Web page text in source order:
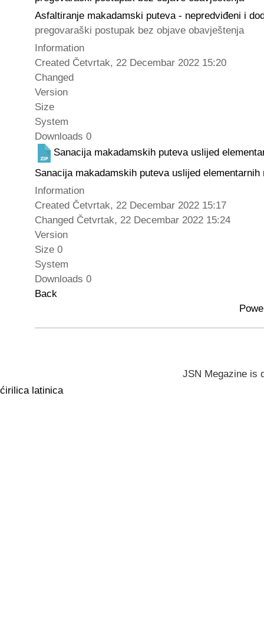
Asfaltiranje makadamski puteva - nepredviđeni i
pregovaraški postupak bez objave obavještenja
Information
Created Četvrtak, 22 Decembar 2022 15:20
Changed
Version
Size
System
Downloads 0
Sanacija makadamskih puteva uslijed
Sanacija makadamskih puteva uslijed
Information
Created Četvrtak, 22 Decembar 2022 15:17
Changed Četvrtak, 22 Decembar 2022 15:24
Version
Size 0
System
Downloads 0
Back
JSN Megazine is
ćirilica latinica